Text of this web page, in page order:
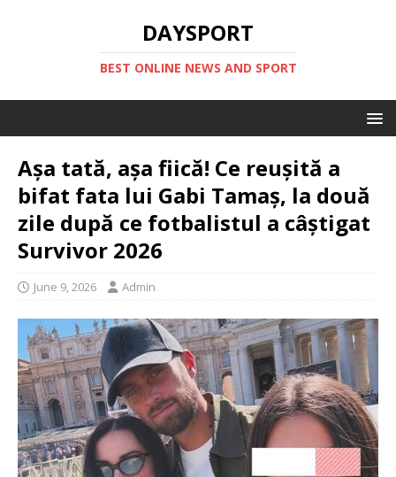
DAYSPORT
BEST ONLINE NEWS AND SPORT
Așa tată, așa fiică! Ce reușită a
bifat fata lui Gabi Tamaș, la două
zile după ce fotbalistul a câștigat
Survivor 2026
June 9, 2026 Admin